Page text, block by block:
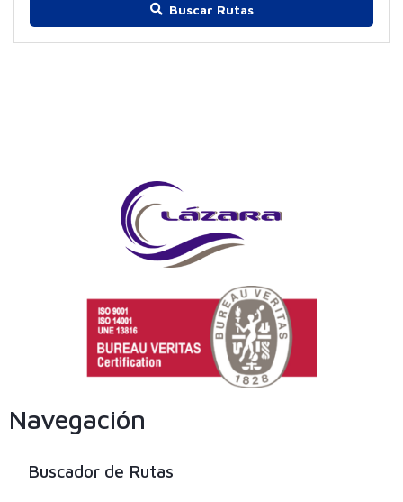
Buscar Rutas
Navegación
Buscador de Rutas